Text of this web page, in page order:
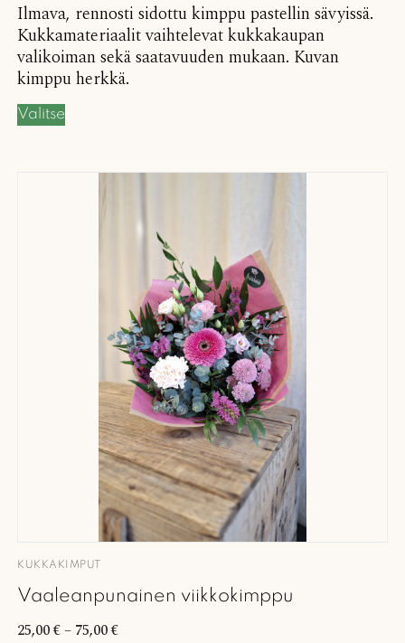
Ilmava, rennosti sidottu kimppu pastellin sävyissä.
Kukkamateriaalit vaihtelevat kukkakaupan
valikoiman sekä saatavuuden mukaan. Kuvan
kimppu herkkä.
Valitse
KUKKAKIMPUT
Vaaleanpunainen viikkokimppu
25,00€– 75,00€